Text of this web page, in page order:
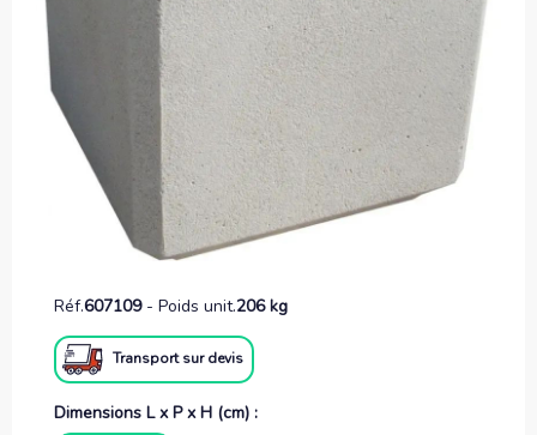
Réf.607109- Poids unit.206 kg
Transport sur devis
Dimensions L x P x H (cm) :